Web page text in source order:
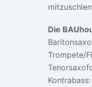
Die
Trompete/